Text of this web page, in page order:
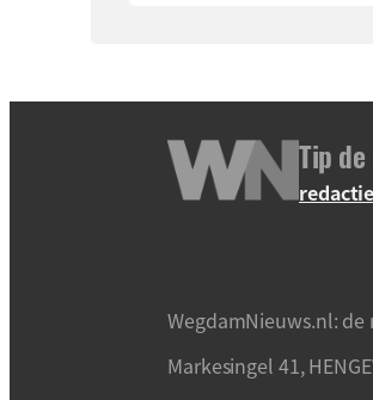
Tip
WegdamNieuws.nl: de
Markesingel 41,